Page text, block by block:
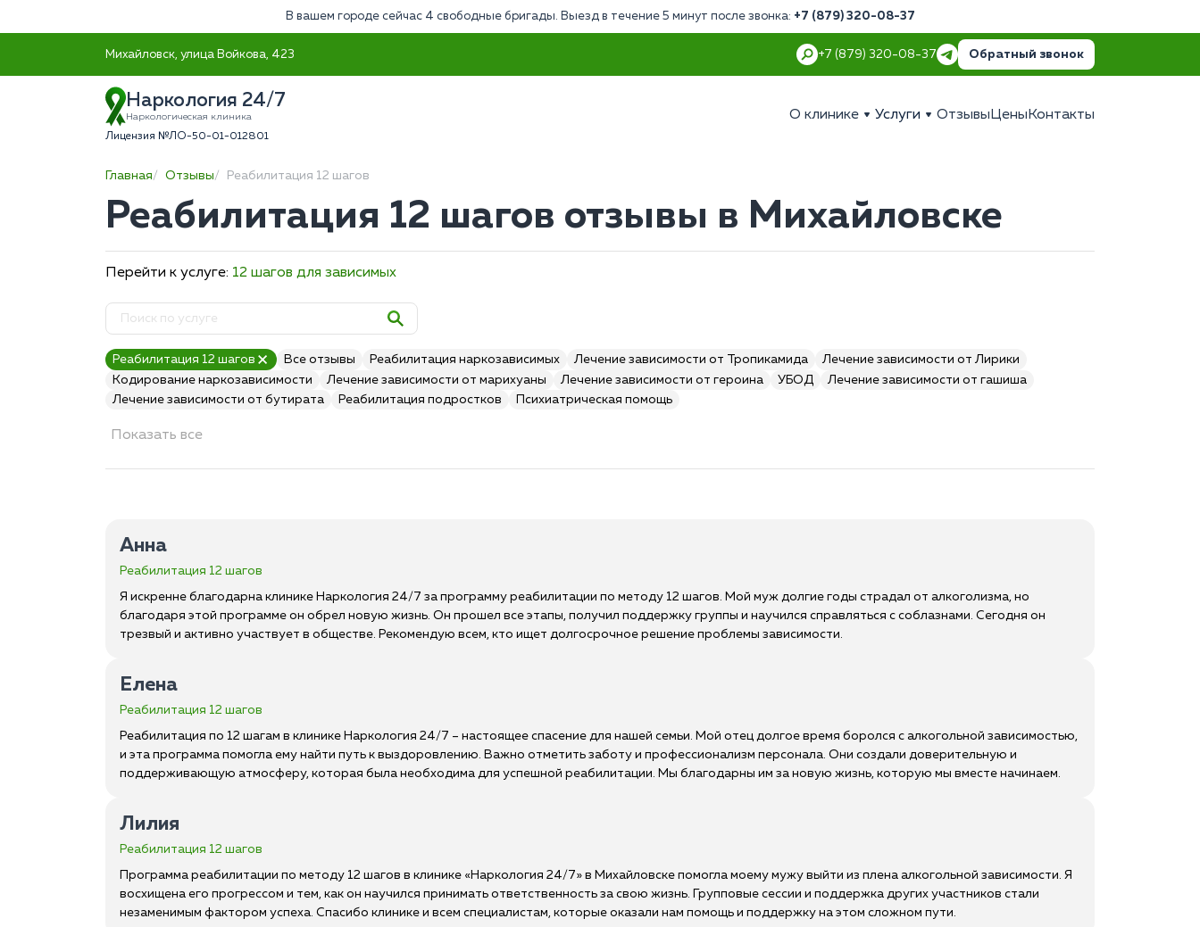
В вашем городе сейчас 4 свободные бригады. Выезд в течение 5 минут после звонка: +7 (879) 320-08-37
Михайловск, улица Войкова, 423 +7 (879) 320-08-37 Обратный звонок
Наркология 24/7
Наркологическая клиника
Лицензия №ЛО-50-01-012801
О клинике Услуги Отзывы Цены Контакты
Главная Отзывы Реабилитация 12 шагов
Реабилитация 12 шагов отзывы в Михайловске
Перейти к услуге: 12 шагов для зависимых
Реабилитация 12 шагов Все отзывы Реабилитация наркозависимых Лечение зависимости от Тропикамида
Лечение зависимости от Лирики
Кодирование наркозависимости
Лечение зависимости от марихуаны Лечение зависимости от героина УБОД
Лечение зависимости от гашиша
Лечение зависимости от бутирата
Реабилитация подростков Психиатрическая помощь
Показать все
Анна
Реабилитация 12 шагов
Я искренне благодарна клинике Наркология 24/7 за программу реабилитации по методу 12 шагов. Мой муж долгие годы страдал от алкоголизма, но
благодаря этой программе он обрел новую жизнь. Он прошел все этапы, получил поддержку группы и научился справляться с соблазнами. Сегодня он
трезвый и активно участвует в обществе. Рекомендую всем, кто ищет долгосрочное решение проблемы зависимости.
Елена
Реабилитация 12 шагов
Реабилитация по 12 шагам в клинике Наркология 24/7 – настоящее спасение для нашей семьи. Мой отец долгое время боролся с алкогольной зависимостью,
и эта программа помогла ему найти путь к выздоровлению. Важно отметить заботу и профессионализм персонала. Они создали доверительную и
поддерживающую атмосферу, которая была необходима для успешной реабилитации. Мы благодарны им за новую жизнь, которую мы вместе начинаем.
Лилия
Реабилитация 12 шагов
Программа реабилитации по методу 12 шагов в клинике «Наркология 24/7» в Михайловске помогла моему мужу выйти из плена алкогольной зависимости. Я
восхищена его прогрессом и тем, как он научился принимать ответственность за свою жизнь. Групповые сессии и поддержка других участников стали
незаменимым фактором успеха. Спасибо клинике и всем специалистам, которые оказали нам помощь и поддержку на этом сложном пути.